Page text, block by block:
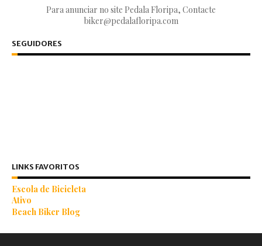
Para anunciar no site Pedala Floripa, Contacte
biker@pedalafloripa.com
SEGUIDORES
LINKS FAVORITOS
Escola de Bicicleta
Ativo
Beach Biker Blog